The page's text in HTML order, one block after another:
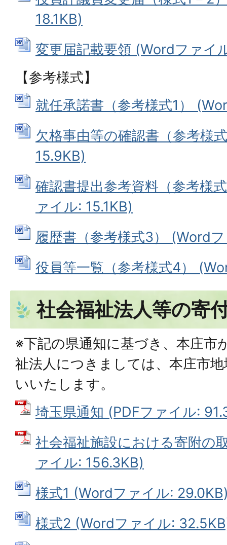
18.1KB)
変更届記載要領 (Wordファイ
【参考様式】
就任承諾書（参考様式1）
欠格事由等の確認書（参考様
15.9KB)
確認書提出参考資料（参考様
ァイル: 15.1KB)
履歴書（参考様式3） (Word
役員等一覧（参考様式4）
社会福祉法人等の寄
※下記の県通知に基づき、本庄市
祉法人につきましては、本庄市
いいたします。
埼玉県通知 (PDFファイル:
社会福祉施設における寄附の
ァイル: 156.3KB)
様式1 (Wordファイル:
様式2 (Wordファイル: